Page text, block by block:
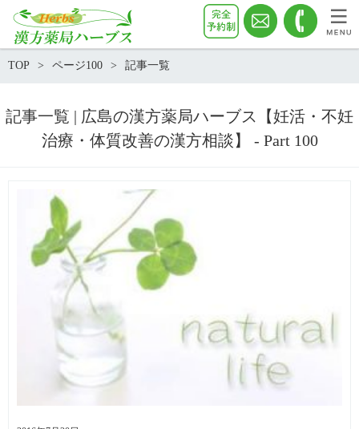
TOP ページ100 記事一覧
記事一覧 | 広島の漢方薬局ハーブス【妊活・不妊
治療・体質改善の漢方相談】 - Part 100